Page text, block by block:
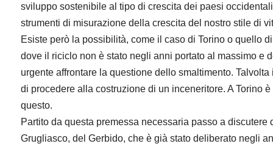
sviluppo sostenibile al tipo di crescita dei paesi
strumenti di misurazione della crescita del nostro stile di
Esiste però la possibilità, come il caso di Torino o quello
dove il riciclo non è stato negli anni portato al massimo e
urgente affrontare la questione dello smaltimento.
di procedere alla costruzione di un inceneritore. A Torino
questo.
Partito da questa premessa necessaria passo a discutere
Grugliasco, del Gerbido, che è già stato deliberato negli